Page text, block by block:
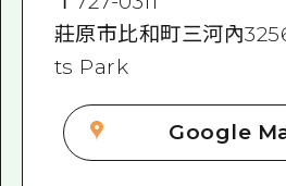
莊原市比和町三河內
ts Park
Google